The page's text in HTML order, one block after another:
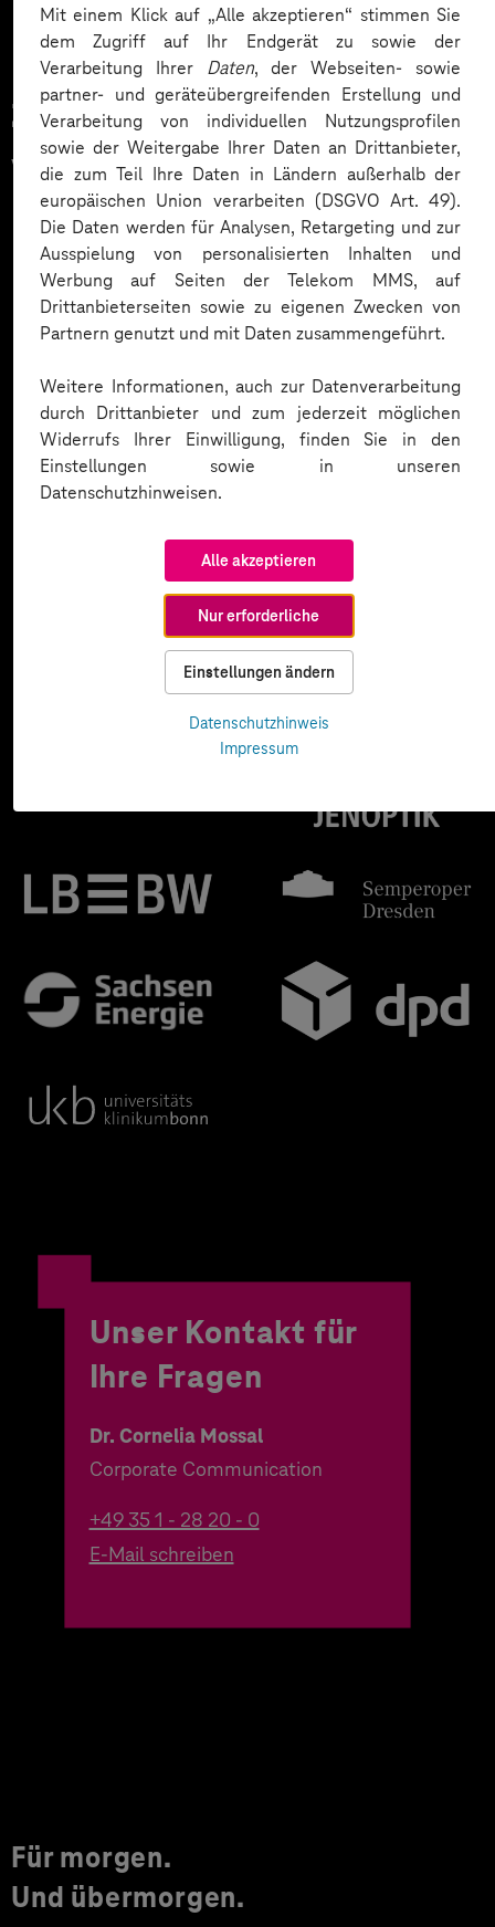
Mit einem Klick auf „Alle akzeptieren“ stimmen Sie
dem Zugriff auf Ihr Endgerät zu sowie der
Verarbeitung Ihrer Daten, der Webseiten- sowie
partner- und geräteübergreifenden Erstellung und
Verarbeitung von individuellen Nutzungsprofilen
sowie der Weitergabe Ihrer Daten an Drittanbieter,
die zum Teil Ihre Daten in Ländern außerhalb der
europäischen Union verarbeiten (DSGVO Art. 49).
Die Daten werden für Analysen, Retargeting und zur
Ausspielung von personalisierten Inhalten und
Werbung auf Seiten der Telekom MMS, auf
Drittanbieterseiten sowie zu eigenen Zwecken von
Partnern genutzt und mit Daten zusammengeführt.
Weitere Informationen, auch zur Datenverarbeitung
durch Drittanbieter und zum jederzeit möglichen
Widerrufs Ihrer Einwilligung, finden Sie in den
Einstellungen sowie in unseren
Datenschutzhinweisen.
Alle akzeptieren
Nur erforderliche
Einstellungen ändern
Datenschutzhinweis
Impressum
Zahlreiche Unternehmen
vertrauen auf unsere
Expertise. Hier eine Auswahl:
Unser Kontakt für
Ihre Fragen
Dr. Cornelia Mossal
Corporate Communication
+49 35 1 - 28 20 - 0
E-Mail schreiben
Für morgen.
Und übermorgen.